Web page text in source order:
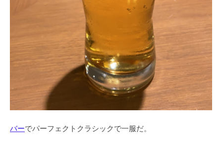
バーでパーフェクトクラシックで一服だ。